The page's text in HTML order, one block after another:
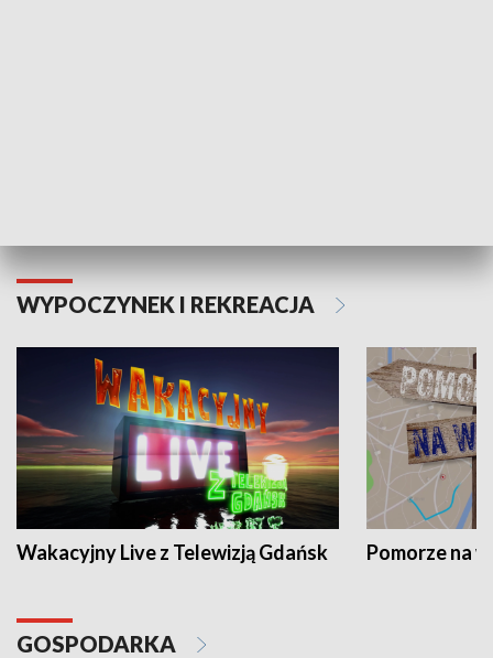
WYPOCZYNEK I REKREACJA
Wakacyjny Live z Telewizją Gdańsk Pomorze na
GOSPODARKA